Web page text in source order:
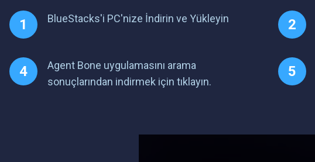
BlueStacks'i PC'nize İndirin ve Yükleyin
Agent Bone uygulamasını arama
sonuçlarından indirmek için tıklayın.